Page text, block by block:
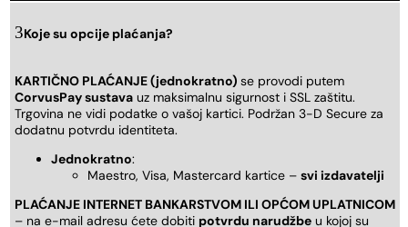
Koje su opcije plaćanja?
KARTIČNO PLAĆANJE (jednokratno) se provodi putem
CorvusPay sustava uz maksimalnu sigurnost i SSL zaštitu.
Trgovina ne vidi podatke o vašoj kartici. Podržan 3-D Secure za
dodatnu potvrdu identiteta.
Jednokratno:
Maestro, Visa, Mastercard kartice – svi izdavatelji
PLAĆANJE INTERNET BANKARSTVOM ILI OPĆOM UPLATNICOM
– na e-mail adresu ćete dobiti potvrdu narudžbe u kojoj su